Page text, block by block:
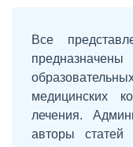
Все
медицинских
лечения.
авторы статей